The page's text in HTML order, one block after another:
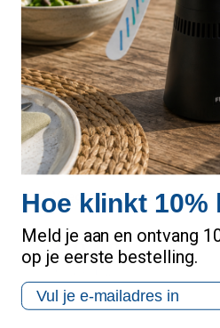
inclusief btw
Zie website Bol.com
Vliegenstrip Luxan 2 stuks
€ 9,00
Hoe klinkt 10%
Meld je aan en ontvang
op je eerste bestelling.
Email